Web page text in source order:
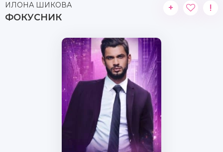
ИЛОНА ШИКОВА
ФОКУСНИК
+ !